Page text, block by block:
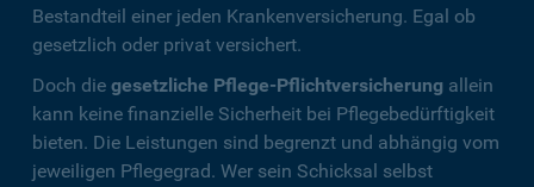
Bestandteil einer jeden Krankenversicherung. Egal ob
gesetzlich oder privat versichert.
Doch die gesetzliche Pflege-Pflichtversicherung allein
kann keine finanzielle Sicherheit bei Pflegebedürftigkeit
bieten. Die Leistungen sind begrenzt und abhängig vom
jeweiligen Pflegegrad. Wer sein Schicksal selbst